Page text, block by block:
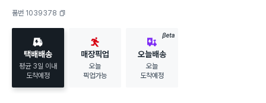
품번 1039378
택배배송
평균 3일 이내
도착예정
매장픽업
오늘
픽업가능
BETA
오늘배송
오늘
도착예정